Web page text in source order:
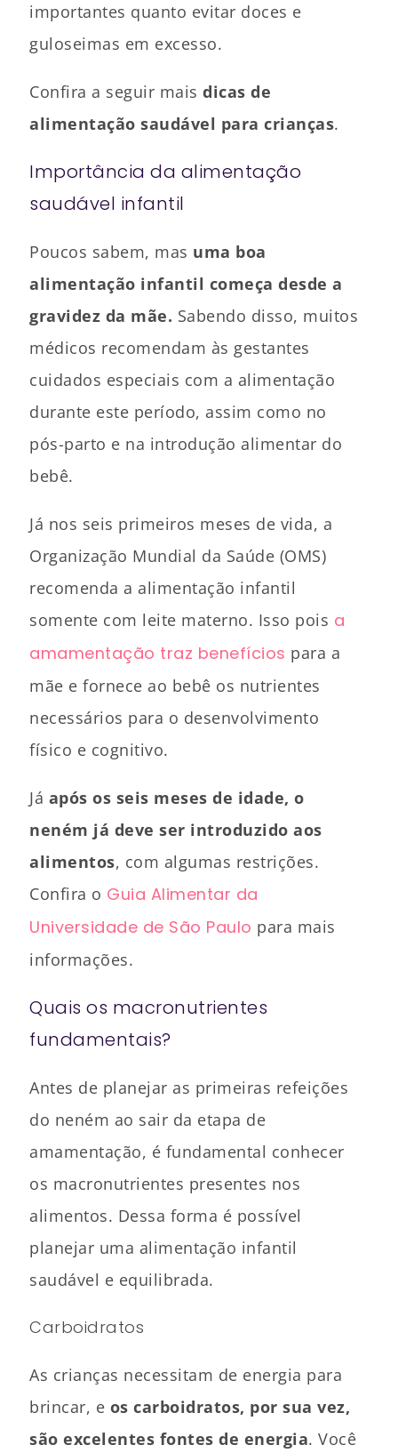
importantes quanto evitar doces e
guloseimas em excesso.
Confira a seguir mais dicas de
alimentação saudável para crianças.
Importância da alimentação
saudável infantil
Poucos sabem, mas uma boa
alimentação infantil começa desde a
gravidez da mãe. Sabendo disso, muitos
médicos recomendam às gestantes
cuidados especiais com a alimentação
durante este período, assim como no
pós-parto e na introdução alimentar do
bebê.
Já nos seis primeiros meses de vida, a
Organização Mundial da Saúde (OMS)
recomenda a alimentação infantil
somente com leite materno. Isso pois a
amamentação traz benefícios para a
mãe e fornece ao bebê os nutrientes
necessários para o desenvolvimento
físico e cognitivo.
Já após os seis meses de idade, o
neném já deve ser introduzido aos
alimentos, com algumas restrições.
Confira o Guia Alimentar da
Universidade de São Paulo para mais
informações.
Quais os macronutrientes
fundamentais?
Antes de planejar as primeiras refeições
do neném ao sair da etapa de
amamentação, é fundamental conhecer
os macronutrientes presentes nos
alimentos. Dessa forma é possível
planejar uma alimentação infantil
saudável e equilibrada.
Carboidratos
As crianças necessitam de energia para
brincar, e os carboidratos, por sua vez,
são excelentes fontes de energia. Você